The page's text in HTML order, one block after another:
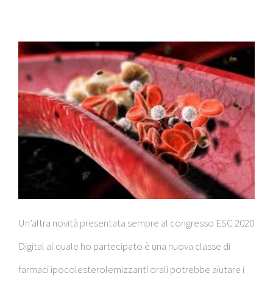
Un’altra novità presentata sempre al congresso ESC 2020
Digital al quale ho partecipato è una nuova classe di
farmaci ipocolesterolemizzanti orali potrebbe aiutare i